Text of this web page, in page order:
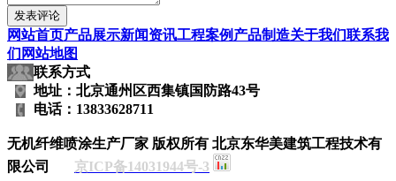
网站首页产品展示新闻资讯工程案例 产品制造关于我们联系我
们 网站地图
联系方式
地址：北京通州区西集镇国防路43号
电话：13833628711
无机纤维喷涂生产厂家 版权所有 北京东华美建筑工程技术有
限公司 京ICP备14031944号-3